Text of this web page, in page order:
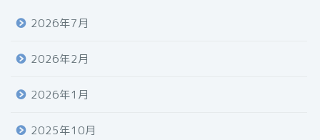
2026年7月
2026年2月
2026年1月
2025年10月